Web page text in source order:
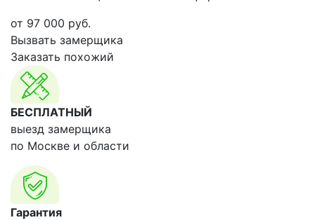
от 97 000 руб.
Вызвать замерщика
Заказать похожий
БЕСПЛАТНЫЙ
выезд замерщика
по Москве и области
Гарантия